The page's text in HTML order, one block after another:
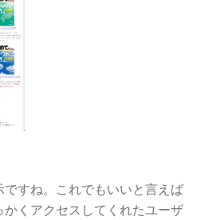
すね。これでもいいと言えば
くアクセスしてくれたユーザ